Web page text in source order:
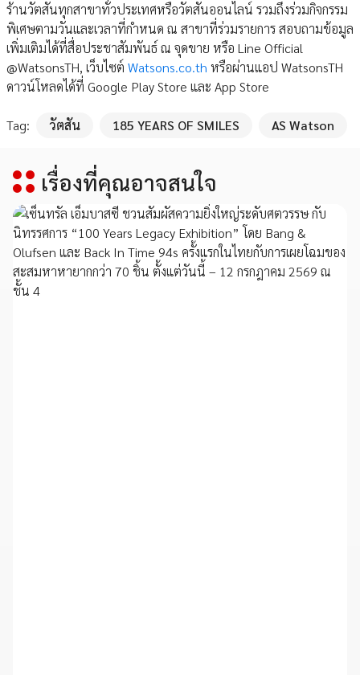
ร้านวัตสันทุกสาขาทั่วประเทศหรือวัตสันออนไลน์ รวมถึงร่วมกิจกรรม
พิเศษตามวันและเวลาที่กำหนด ณ สาขาที่ร่วมรายการ สอบถามข้อมูล
เพิ่มเติมได้ที่สื่อประชาสัมพันธ์ ณ จุดขาย หรือ Line Official
@WatsonsTH, เว็บไซต์ Watsons.co.th หรือผ่านแอป WatsonsTH
ดาวน์โหลดได้ที่ Google Play Store และ App Store
Tag: วัตสัน 185 YEARS OF SMILES AS Watson
เรื่องที่คุณอาจสนใจ